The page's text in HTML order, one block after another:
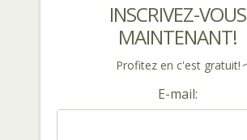
INSCRIVEZ-VOUS
MAINTENANT!
Profitez en c'est gratuit!
E-mail: